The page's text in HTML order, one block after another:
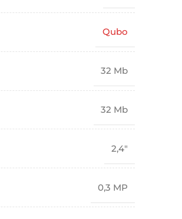
Qubo
32 Mb
32 Mb
2,4"
0,3 MP